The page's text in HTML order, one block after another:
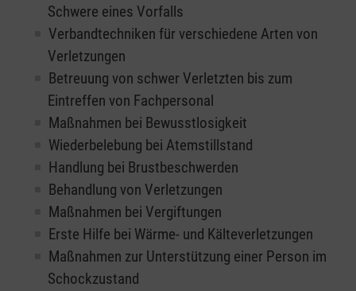
Schwere eines Vorfalls
Verbandtechniken für verschiedene Arten von
Verletzungen
Betreuung von schwer Verletzten bis zum
Eintreffen von Fachpersonal
Maßnahmen bei Bewusstlosigkeit
Wiederbelebung bei Atemstillstand
Handlung bei Brustbeschwerden
Behandlung von Verletzungen
Maßnahmen bei Vergiftungen
Erste Hilfe bei Wärme- und Kälteverletzungen
Maßnahmen zur Unterstützung einer Person im
Schockzustand